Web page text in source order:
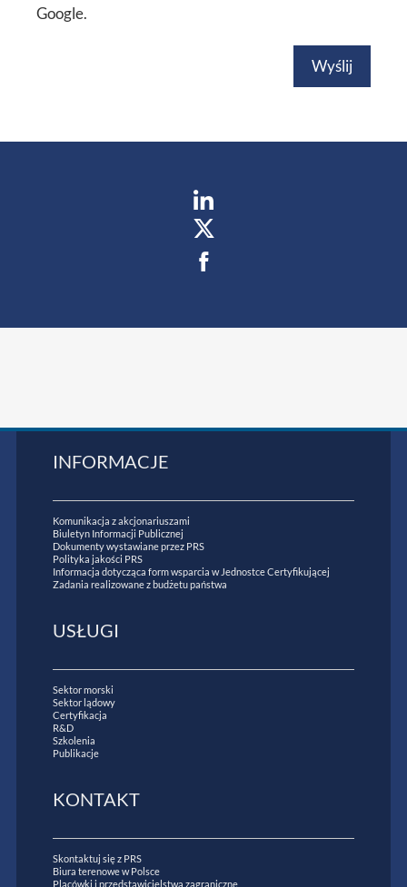
Google.
Wyślij
INFORMACJE
Komunikacja z akcjonariuszami
Biuletyn Informacji Publicznej
Dokumenty wystawiane przez PRS
Polityka jakości PRS
Informacja dotycząca form wsparcia w Jednostce Certyfikującej
Zadania realizowane z budżetu państwa
USŁUGI
Sektor morski
Sektor lądowy
Certyfikacja
R&D
Szkolenia
Publikacje
KONTAKT
Skontaktuj się z PRS
Biura terenowe w Polsce
Placówki i przedstawicielstwa zagraniczne